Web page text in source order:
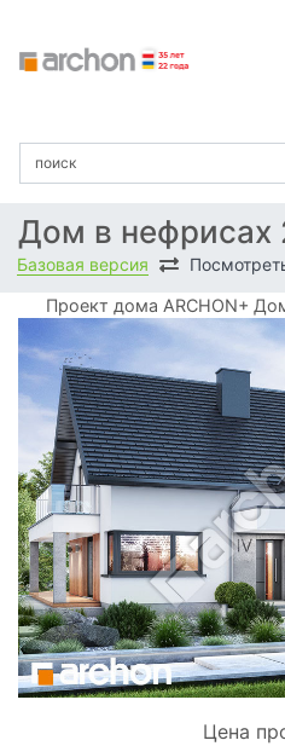
Дом в нефрисах
Базовая версия
Проект дома ARCHON+
Цена